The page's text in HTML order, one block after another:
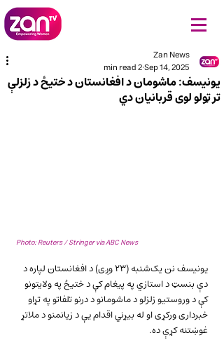
یونیسف: ماشومان د افغانستان د ختیځ د زلزلې
تر ټولو لوی قربانیان دي
Zan News
Sep 14, 2025
2 min read
Photo: Reuters / Stringer via ABC News
یونیسف نن یک‌شنبه (۲۳ وږی) د افغانستان لپاره د
دې بنسټ د استازي په پیغام کې د ختیځ په ولایتونو
کې د وروستیو زلزلو د ماشومانو د درنو تلفاتو په تړاو
خبرداری ورکړی او له بیړني اقدام یې د زیانمنو د ملاتړ
غوښتنه کړې ده.